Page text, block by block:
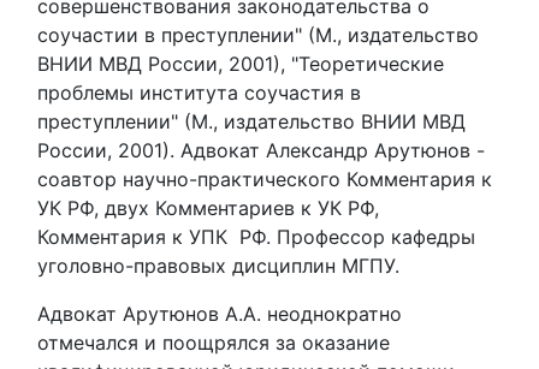
совершенствования законодательства о
соучастии в преступлении" (М., издательство
ВНИИ МВД России, 2001), "Теоретические
проблемы института соучастия в
преступлении" (М., издательство ВНИИ МВД
России, 2001). Адвокат Александр Арутюнов -
соавтор научно-практического Комментария к
УК РФ, двух Комментариев к УК РФ,
Комментария к УПК РФ. Профессор кафедры
уголовно-правовых дисциплин МГПУ.
Адвокат Арутюнов А.А. неоднократно
отмечался и поощрялся за оказание